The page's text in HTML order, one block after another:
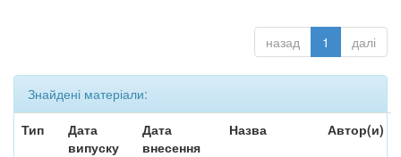
назад 1 далі
Знайдені матеріали:
Тип
Дата
випуску
Дата
внесення
Назва Автор(и)